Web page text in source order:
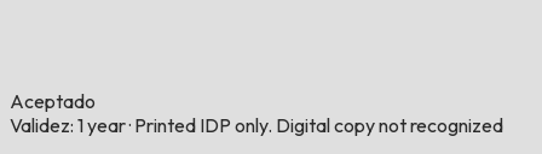
Aceptado
Validez: 1 year· Printed IDP only. Digital copy not recognized